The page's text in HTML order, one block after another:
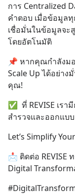
การ Centralized
คำตอบ เมื่อข้อมูล
เชื่อมั่นในข้อมูลจะ
โดยอัตโนมัติ
📌 หากคุณกำลังม
Scale Up ได้อย่าง
คุณ!
✅  ที่ REVISE เร
สำรวจและออกแบ
Let’s Simplify
📩 ติดต่อ REVISE
Digital